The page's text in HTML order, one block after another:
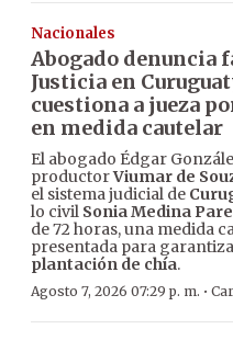
Nacionales
Abogado denuncia
Justicia en
cuestiona a jueza
en medida cautelar
El abogado Édgar
productorViumar de
el sistema judicial de
lo civil Sonia Medina
de 72 horas, una medida
presentada para
plantación de chía.
Agosto 7, 2026 07:29 p. m. ·